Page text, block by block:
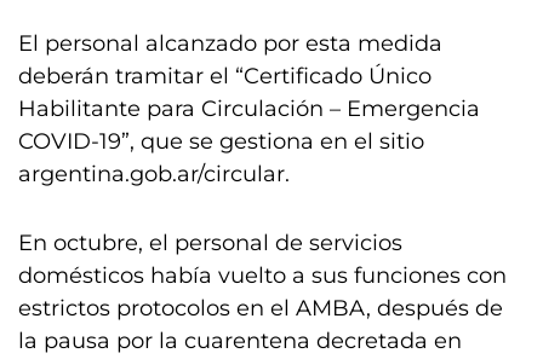
El personal alcanzado por esta medida
deberán tramitar el “Certificado Único
Habilitante para Circulación – Emergencia
COVID-19”, que se gestiona en el sitio
argentina.gob.ar/circular.
En octubre, el personal de servicios
domésticos había vuelto a sus funciones con
estrictos protocolos en el AMBA, después de
la pausa por la cuarentena decretada en